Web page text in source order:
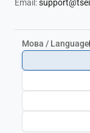
Email:
Мова / Language